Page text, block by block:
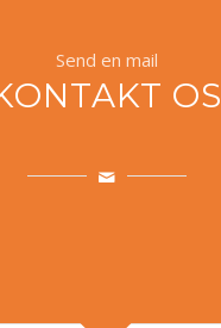
Send en mail
OS